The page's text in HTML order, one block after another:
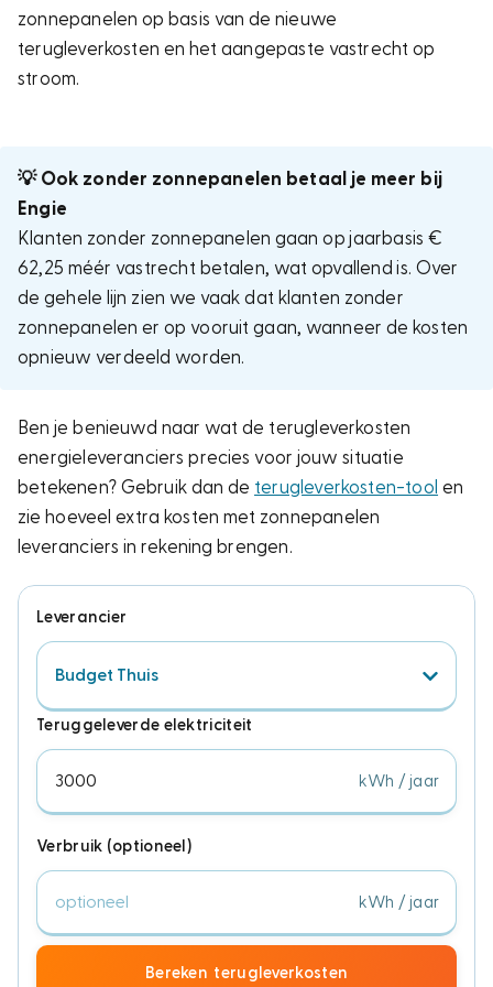
zonnepanelen op basis van de nieuwe
terugleverkosten en het aangepaste vastrecht op
stroom.
💡 Ook zonder zonnepanelen betaal je meer bij
Engie
Klanten zonder zonnepanelen gaan op jaarbasis €
62,25 méér vastrecht betalen, wat opvallend is. Over
de gehele lijn zien we vaak dat klanten zonder
zonnepanelen er op vooruit gaan, wanneer de kosten
opnieuw verdeeld worden.
Ben je benieuwd naar wat de terugleverkosten
energieleveranciers precies voor jouw situatie
betekenen? Gebruik dan de terugleverkosten-tool en
zie hoeveel extra kosten met zonnepanelen
leveranciers in rekening brengen.
Leverancier
Teruggeleverde elektriciteit
Verbruik (optioneel)
Bereken terugleverkosten